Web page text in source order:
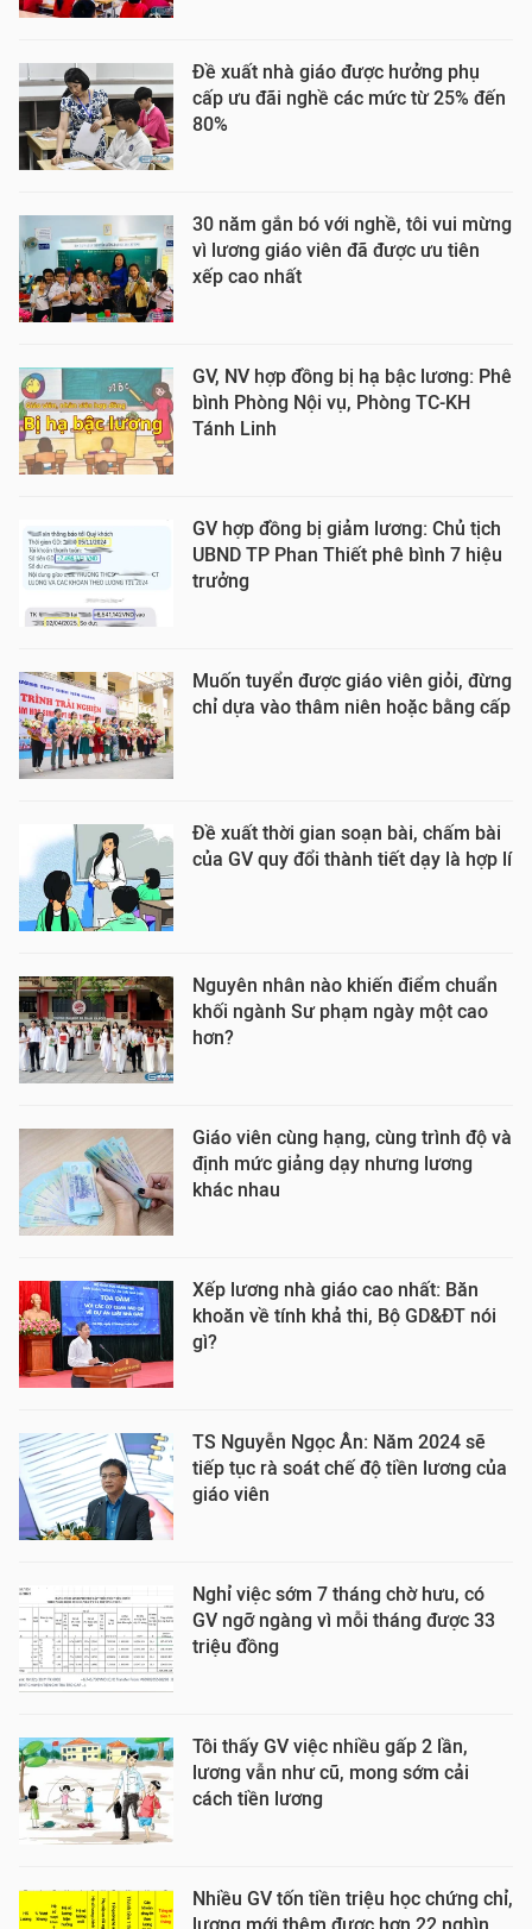
Đề xuất nhà giáo được hưởng phụ
cấp ưu đãi nghề các mức từ 25% đến
80%
30 năm gắn bó với nghề, tôi vui mừng
vì lương giáo viên đã được ưu tiên
xếp cao nhất
GV, NV hợp đồng bị hạ bậc lương: Phê
bình Phòng Nội vụ, Phòng TC-KH
Tánh Linh
GV hợp đồng bị giảm lương: Chủ tịch
UBND TP Phan Thiết phê bình 7 hiệu
trưởng
Muốn tuyển được giáo viên giỏi, đừng
chỉ dựa vào thâm niên hoặc bằng cấp
Đề xuất thời gian soạn bài, chấm bài
của GV quy đổi thành tiết dạy là hợp lí
Nguyên nhân nào khiến điểm chuẩn
khối ngành Sư phạm ngày một cao
hơn?
Giáo viên cùng hạng, cùng trình độ và
định mức giảng dạy nhưng lương
khác nhau
Xếp lương nhà giáo cao nhất: Băn
khoăn về tính khả thi, Bộ GD&ĐT nói
gì?
TS Nguyễn Ngọc Ân: Năm 2024 sẽ
tiếp tục rà soát chế độ tiền lương của
giáo viên
Nghỉ việc sớm 7 tháng chờ hưu, có
GV ngỡ ngàng vì mỗi tháng được 33
triệu đồng
Tôi thấy GV việc nhiều gấp 2 lần,
lương vẫn như cũ, mong sớm cải
cách tiền lương
Nhiều GV tốn tiền triệu học chứng chỉ,